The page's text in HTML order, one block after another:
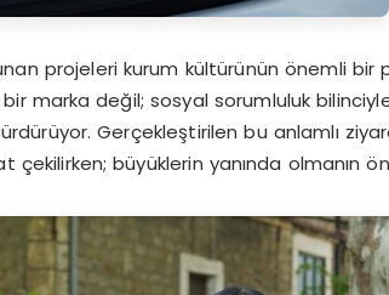
projeleri kurum kültürünün önemli bir
marka değil; sosyal sorumluluk
sürdürüyor. Gerçekleştirilen bu anlamlı
çekilirken; büyüklerin yanında olmanın